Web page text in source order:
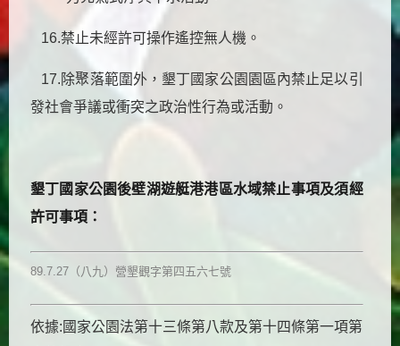
16.​​禁止未經許可操作遙控無人機。
17.除聚落範圍外，墾丁國家公園園區內禁止足以引
發社會爭議或衝突之政治性行為或活動。
墾丁國家公園後壁湖遊艇港港區水域禁止事項及須經
許可事項：
89.7.27（八九）營墾觀字第四五六七號
依據:國家公園法第十三條第八款及第十四條第一項第